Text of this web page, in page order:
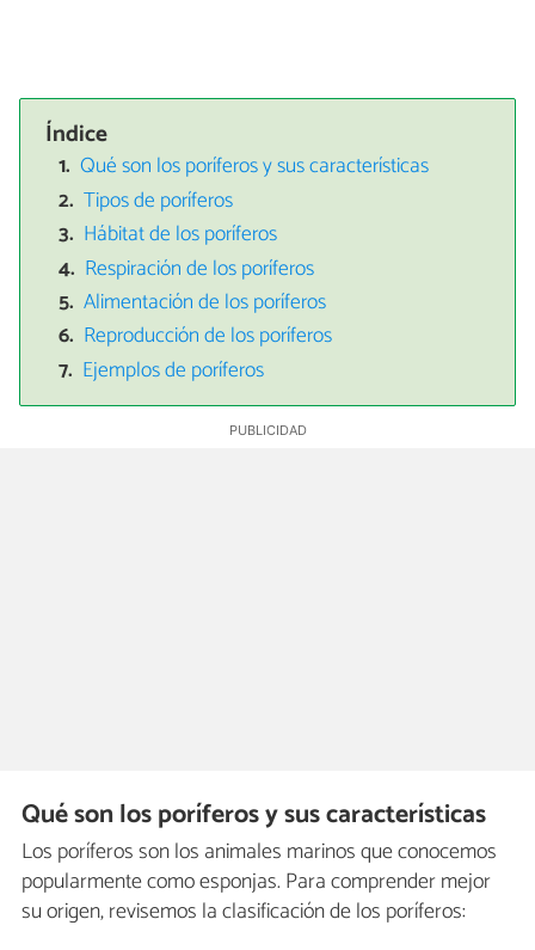
Índice
Qué son los poríferos y sus características
Tipos de poríferos
Hábitat de los poríferos
Respiración de los poríferos
Alimentación de los poríferos
Reproducción de los poríferos
Ejemplos de poríferos
Qué son los poríferos y sus características
Los poríferos son los animales marinos que conocemos
popularmente como esponjas. Para comprender mejor
su origen, revisemos la clasificación de los poríferos: